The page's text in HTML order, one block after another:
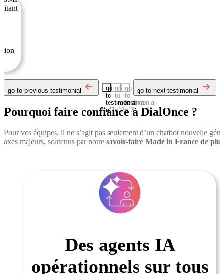
go to previous testimonial
go
to
testimonial
n°1
go
to
testimonial
n°2
go
to
testimonial
n°3
go to next testimonial
Pourquoi faire confiance à DialOnce ?
Pour vos équipes, il ne s’agit pas seulement d’un chatbot nouvelle
axes majeurs, soutenus par notre savoir-faire Made in France de
Des agents IA
opérationnels sur tous